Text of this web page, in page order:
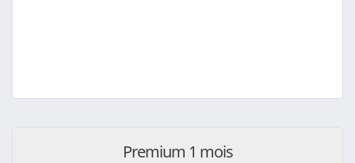
Premium 1 mois